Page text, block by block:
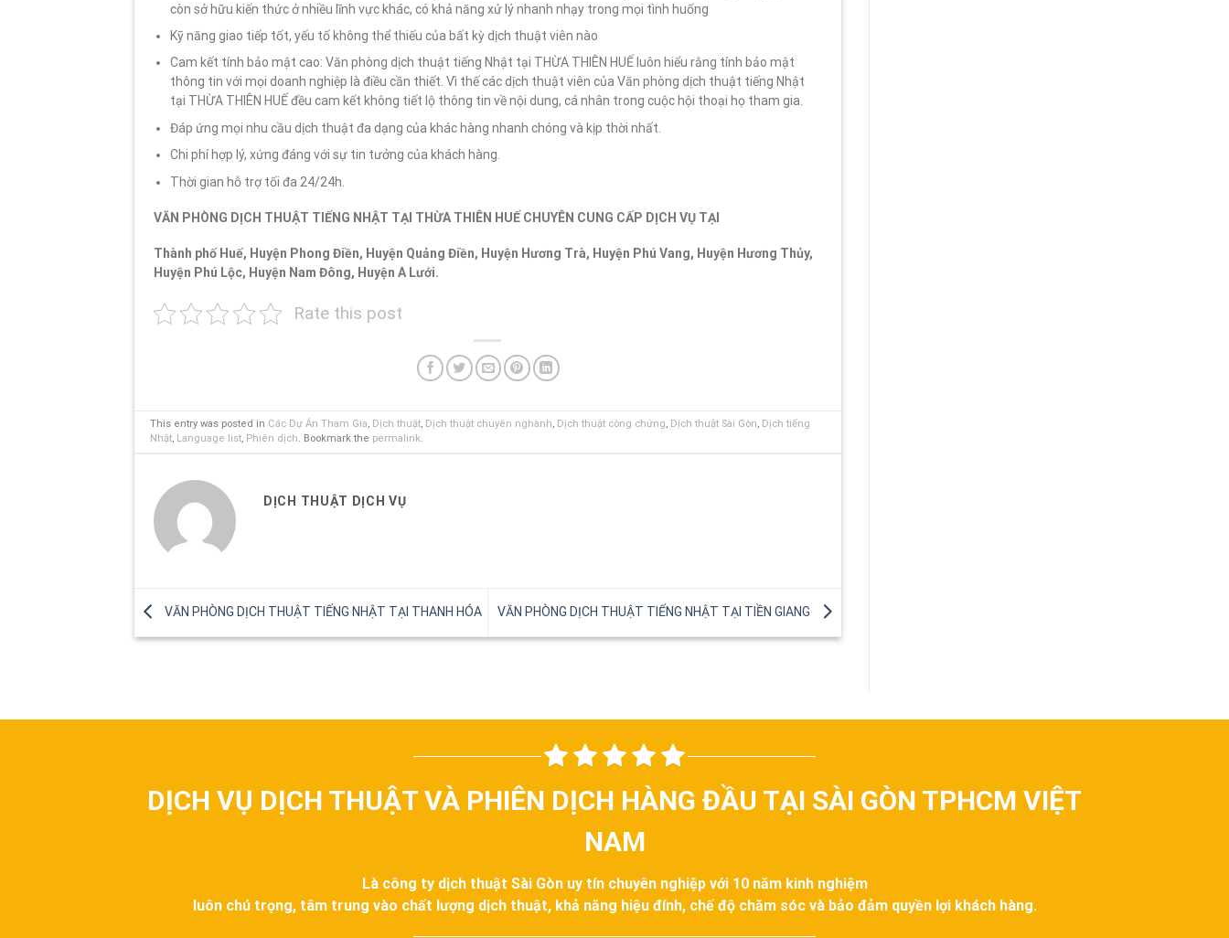
còn sở hữu kiến thức ở nhiều lĩnh vực khác, có khả năng xử lý nhanh nhạy trong mọi tình huống
Kỹ năng giao tiếp tốt, yếu tố không thể thiếu của bất kỳ dịch thuật viên nào
Cam kết tính bảo mật cao: Văn phòng dịch thuật tiếng Nhật tại THỪA THIÊN HUẾ luôn hiểu rằng tính bảo mật
thông tin với mọi doanh nghiệp là điều cần thiết. Vì thế các dịch thuật viên của Văn phòng dịch thuật tiếng Nhật
tại THỪA THIÊN HUẾ đều cam kết không tiết lộ thông tin về nội dung, cá nhân trong cuộc hội thoại họ tham gia.
Đáp ứng mọi nhu cầu dịch thuật đa dạng của khác hàng nhanh chóng và kịp thời nhất.
Chi phí hợp lý, xứng đáng với sự tin tưởng của khách hàng.
Thời gian hỗ trợ tối đa 24/24h.
VĂN PHÒNG DỊCH THUẬT TIẾNG NHẬT TẠI THỪA THIÊN HUẾ CHUYÊN CUNG CẤP DỊCH VỤ TẠI
Thành phố Huế, Huyện Phong Điền, Huyện Quảng Điền, Huyện Hương Trà, Huyện Phú Vang, Huyện Hương Thủy,
Huyện Phú Lộc, Huyện Nam Đông, Huyện A Lưới.
Rate this post
This entry was posted in Các Dự Án Tham Gia, Dịch thuật, Dịch thuật chuyên nghành, Dịch thuật công chứng, Dịch thuật Sài Gòn, Dịch tiếng
Nhật, Language list, Phiên dịch. Bookmark the permalink.
DỊCH THUẬT DỊCH VỤ
VĂN PHÒNG DỊCH THUẬT TIẾNG NHẬT TẠI THANH HÓA VĂN PHÒNG DỊCH THUẬT TIẾNG NHẬT TẠI TIỀN GIANG
DỊCH VỤ DỊCH THUẬT VÀ PHIÊN DỊCH HÀNG ĐẦU TẠI SÀI GÒN TPHCM VIỆT
NAM
Là công ty dịch thuật Sài Gòn uy tín chuyên nghiệp với 10 năm kinh nghiệm
luôn chú trọng, tâm trung vào chất lượng dịch thuật, khả năng hiệu đính, chế độ chăm sóc và bảo đảm quyền lợi khách hàng.